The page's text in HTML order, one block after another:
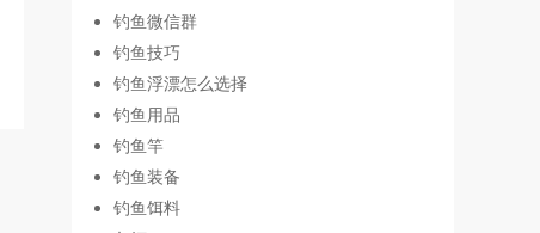
钓鱼微信群
钓鱼技巧
钓鱼浮漂怎么选择
钓鱼用品
钓鱼竿
钓鱼装备
钓鱼饵料